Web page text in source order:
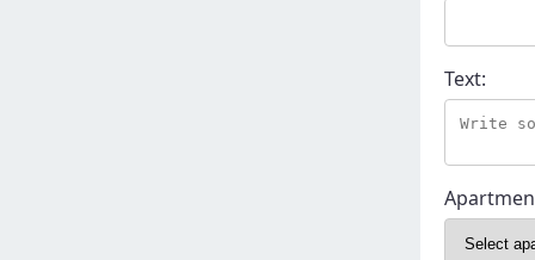
Text: